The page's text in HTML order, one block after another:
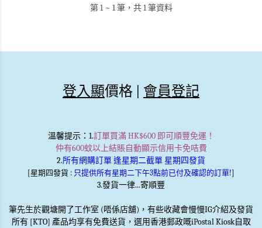
第 1 ~ 1 筆，共 1 筆資料
登入顯價格 | 會員登記
溫馨提示：1.訂單買滿 HK$600 即可順豐免運！
仲有600蚊以上結賬自動顯示信用卡免咭費
2.所有網購訂單 逢星期二截單 星期四發貨
[星期四發貨 : 只提供所有星期二下午3點前已付及確認的訂單!]
3.發貨一律...寄順豐
筆先生於觀塘開了工作室 (唔係店舖)，有些收藏會慢慢IG介紹及發貨
所有 [KTO] 產品均享有免費送貨，選用香港郵政嘅iPostal Kiosk自取